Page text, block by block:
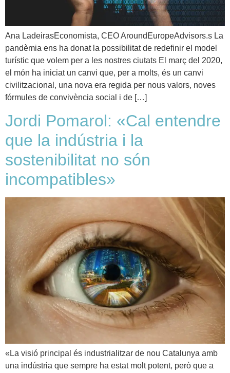
Ana LadeirasEconomista, CEO AroundEuropeAdvisors.s La
pandèmia ens ha donat la possibilitat de redefinir el model
turístic que volem per a les nostres ciutats El març del 2020,
el món ha iniciat un canvi que, per a molts, és un canvi
civilitzacional, una nova era regida per nous valors, noves
fórmules de convivència social i de […]
Jordi Pomarol: «Cal entendre
que la indústria i la
sostenibilitat no són
incompatibles»
«La visió principal és industrialitzar de nou Catalunya amb
una indústria que sempre ha estat molt potent, però que a